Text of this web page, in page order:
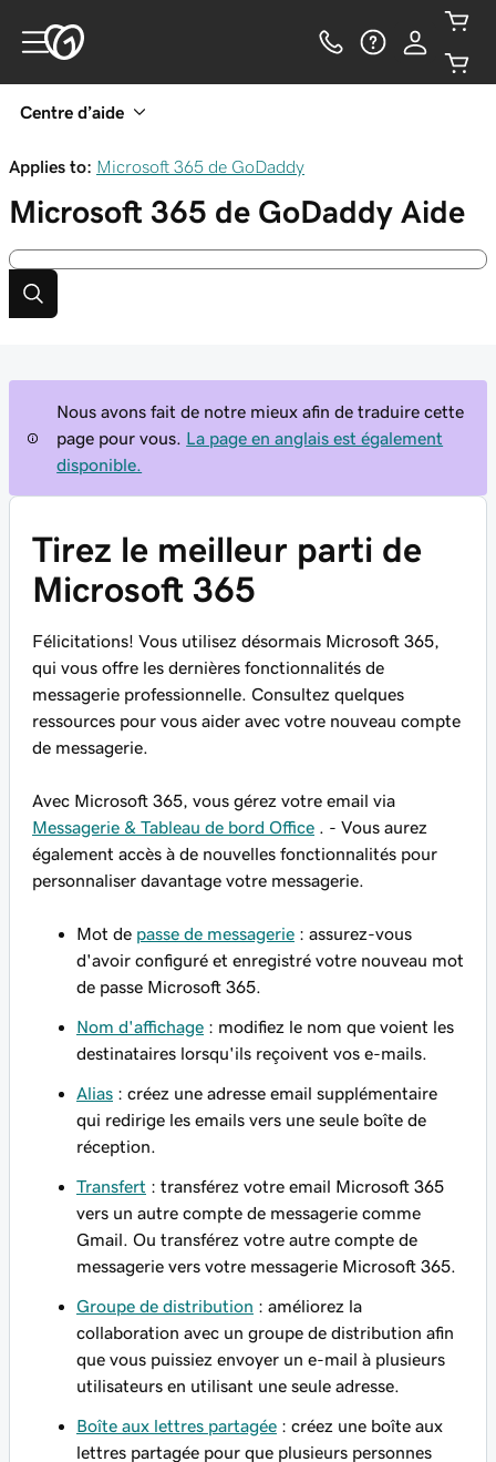
Centre d’aide
Applies to: Microsoft 365 de GoDaddy
Microsoft 365 de GoDaddy Aide
Nous avons fait de notre mieux afin de traduire cette
page pour vous.
La page en anglais est également
disponible.
Tirez le meilleur parti de
Microsoft 365
Félicitations! Vous utilisez désormais Microsoft 365,
qui vous offre les dernières fonctionnalités de
messagerie professionnelle. Consultez quelques
ressources pour vous aider avec votre nouveau compte
de messagerie.
Avec Microsoft 365, vous gérez votre email via
Messagerie & Tableau de bord Office . - Vous aurez
également accès à de nouvelles fonctionnalités pour
personnaliser davantage votre messagerie.
Mot de passe de messagerie : assurez-vous
d'avoir configuré et enregistré votre nouveau mot
de passe Microsoft 365.
Nom d'affichage : modifiez le nom que voient les
destinataires lorsqu'ils reçoivent vos e-mails.
Alias : créez une adresse email supplémentaire
qui redirige les emails vers une seule boîte de
réception.
Transfert : transférez votre email Microsoft 365
vers un autre compte de messagerie comme
Gmail. Ou transférez votre autre compte de
messagerie vers votre messagerie Microsoft 365.
Groupe de distribution : améliorez la
collaboration avec un groupe de distribution afin
que vous puissiez envoyer un e-mail à plusieurs
utilisateurs en utilisant une seule adresse.
Boîte aux lettres partagée : créez une boîte aux
lettres partagée pour que plusieurs personnes